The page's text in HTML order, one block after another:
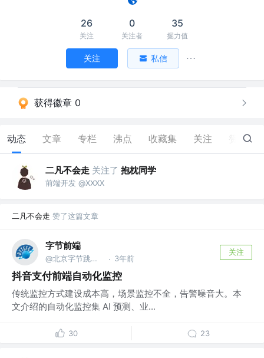
26
关注
0
关注者
35
掘力值
关注 私信
获得徽章 0
动态 文章 专栏 沸点 收藏集 关注 51
二凡不会走 关注了 抱枕同学
前端开发 @XXXX
二凡不会走 赞了这篇文章
字节前端
@北京字节跳动网络技术有限公司 · 3年前
关注
抖音支付前端自动化监控
传统监控方式建设成本高，场景监控不全，告警噪音大。本
文介绍的自动化监控集 AI 预测、业...
30 23